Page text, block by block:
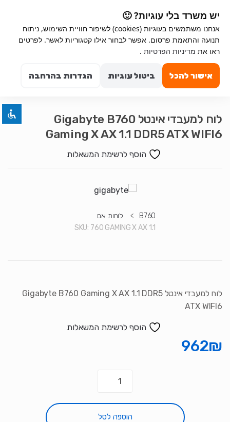
visibility_off השבת את ההבזקים
סמן כותרות
צבע רקע
zoom_in זום (הגדלה)
remove_circle_outline הקטנת גופן
add_circle_outline הגדלת גופן
ניגודיות בהירה
format_underlined הוסף קו תחתון לקישורים
יש משרד בלי עוגיות? 🙂
אנחנו משתמשים בעוגיות (cookies) לשיפור חוויית השימוש, ניתוח
תנועה והתאמת פרסום. אפשר לבחור אילו קטגוריות לאשר. לפרטים
ראו את מדיניות הפרטיות .
אישור להכל ביטול עוגיות הגדרות בהרחבה
navigation
content
לוח למעבדי אינטל Gigabyte B760
Gaming X AX 1.1 DDR5 ATX WIFI6
הוסף לרשימת המשאלות
B760
>
לוחות אם
SKU: 760 GAMING X AX 1.1
לוח למעבדי אינטל Gigabyte B760 Gaming X AX 1.1 DDR5
ATX WIFI6
הוסף לרשימת המשאלות
962₪
כמות
לוח
למעבדי
הוספה לסל